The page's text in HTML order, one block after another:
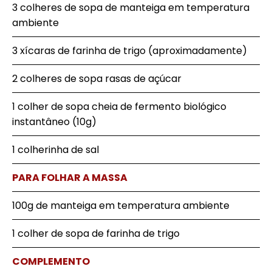
3 colheres de sopa de manteiga em temperatura
ambiente
3 xícaras de farinha de trigo (aproximadamente)
2 colheres de sopa rasas de açúcar
1 colher de sopa cheia de fermento biológico
instantâneo (10g)
1 colherinha de sal
PARA FOLHAR A MASSA
100g de manteiga em temperatura ambiente
1 colher de sopa de farinha de trigo
COMPLEMENTO